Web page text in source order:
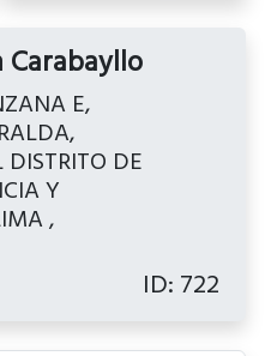
Carabayllo
E,
DE
Y
,
ID: 722